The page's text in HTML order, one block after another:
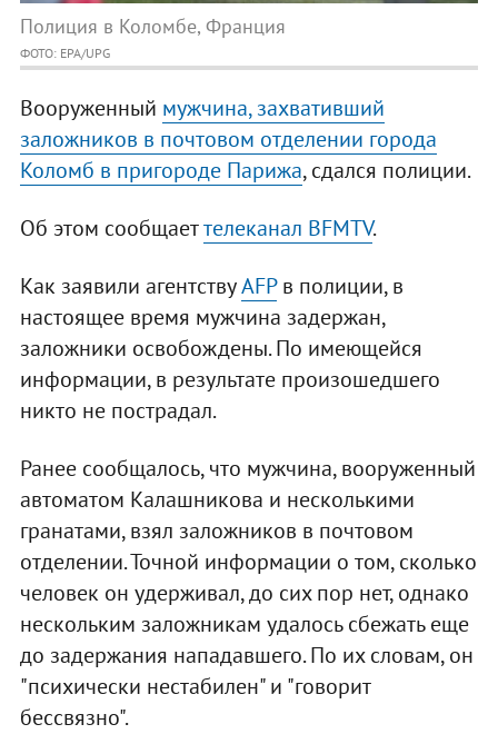
Полиция в Коломбе, Франция
ФОТО: EPA/UPG
Вооруженный мужчина, захвативший
заложников в почтовом отделении города
Коломб в пригороде Парижа, сдался полиции.
Об этом сообщаеттелеканал BFMTV.
Как заявили агентствуAFPв полиции, в
настоящее время мужчина задержан,
заложники освобождены. По имеющейся
информации, в результате произошедшего
никто не пострадал.
Ранее сообщалось, что мужчина, вооруженный
автоматом Калашникова и несколькими
гранатами, взял заложников в почтовом
отделении. Точной информации о том, сколько
человек он удерживал, до сих пор нет, однако
нескольким заложникам удалось сбежать еще
до задержания нападавшего. По их словам, он
"психически нестабилен" и "говорит
бессвязно".